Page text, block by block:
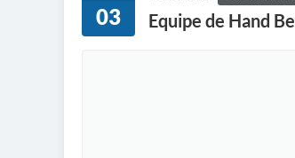
03 Equipe de Hand